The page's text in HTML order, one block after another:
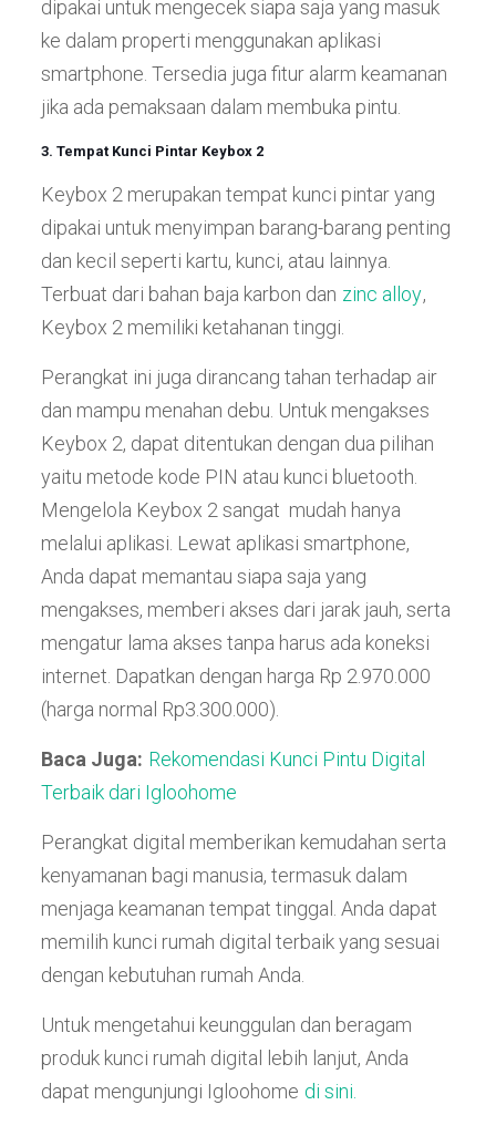
dipakai untuk mengecek siapa saja yang masuk
ke dalam properti menggunakan aplikasi
smartphone. Tersedia juga fitur alarm keamanan
jika ada pemaksaan dalam membuka pintu.
3. Tempat Kunci Pintar Keybox 2
Keybox 2 merupakan tempat kunci pintar yang
dipakai untuk menyimpan barang-barang penting
dan kecil seperti kartu, kunci, atau lainnya.
Terbuat dari bahan baja karbon dan zinc alloy,
Keybox 2 memiliki ketahanan tinggi.
Perangkat ini juga dirancang tahan terhadap air
dan mampu menahan debu. Untuk mengakses
Keybox 2, dapat ditentukan dengan dua pilihan
yaitu metode kode PIN atau kunci bluetooth.
Mengelola Keybox 2 sangat mudah hanya
melalui aplikasi. Lewat aplikasi smartphone,
Anda dapat memantau siapa saja yang
mengakses, memberi akses dari jarak jauh, serta
mengatur lama akses tanpa harus ada koneksi
internet. Dapatkan dengan harga Rp 2.970.000
(harga normal Rp3.300.000).
Baca Juga: Rekomendasi Kunci Pintu Digital
Terbaik dari Igloohome
Perangkat digital memberikan kemudahan serta
kenyamanan bagi manusia, termasuk dalam
menjaga keamanan tempat tinggal. Anda dapat
memilih kunci rumah digital terbaik yang sesuai
dengan kebutuhan rumah Anda.
Untuk mengetahui keunggulan dan beragam
produk kunci rumah digital lebih lanjut, Anda
dapat mengunjungi Igloohome di sini.